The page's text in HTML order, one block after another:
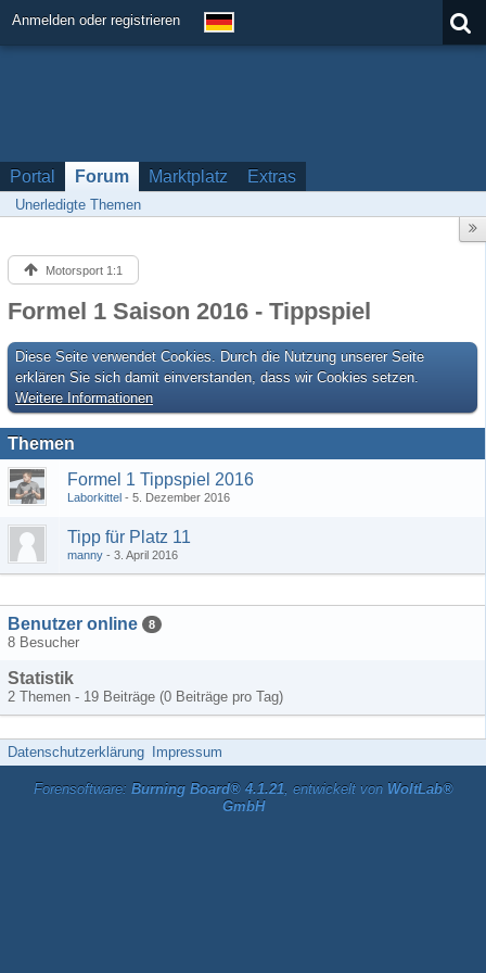
Anmelden oder registrieren
Portal Forum Marktplatz Extras
Unerledigte Themen
Motorsport 1:1
Formel 1 Saison 2016 - Tippspiel
Diese Seite verwendet Cookies. Durch die Nutzung unserer Seite
erklären Sie sich damit einverstanden, dass wir Cookies setzen.
Weitere Informationen
Themen
Formel 1 Tippspiel 2016
Laborkittel 5. Dezember 2016
Tipp für Platz 11
manny 3. April 2016
Benutzer online 8
8 Besucher
Statistik
2 Themen - 19 Beiträge (0 Beiträge pro Tag)
Datenschutzerklärung Impressum
Forensoftware: Burning Board® 4.1.21, entwickelt von WoltLab®
GmbH